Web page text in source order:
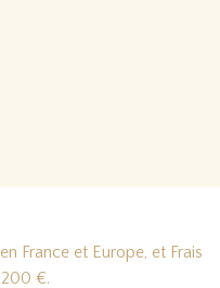
France et Europe, et Frais
€.